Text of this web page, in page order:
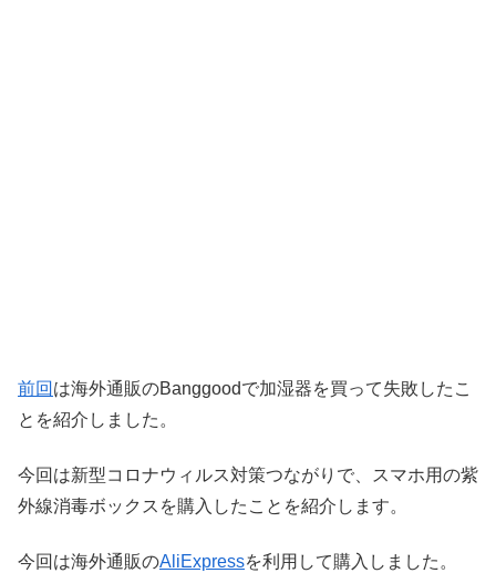
前回 は海外通販のBanggoodで加湿器を買って失敗したこ
とを紹介しました。
今回は新型コロナウィルス対策つながりで、スマホ用の紫
外線消毒ボックスを購入したことを紹介します。
今回は海外通販のAliExpressを利用して購入しました。